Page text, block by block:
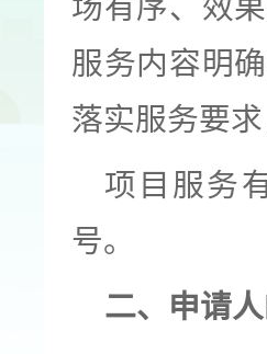
场有序、效
服务内容明
落实服务要
项目服务
号。
二、申请人